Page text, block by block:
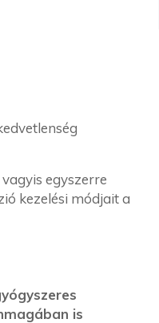
egyszerre
kezelési módjait a
is